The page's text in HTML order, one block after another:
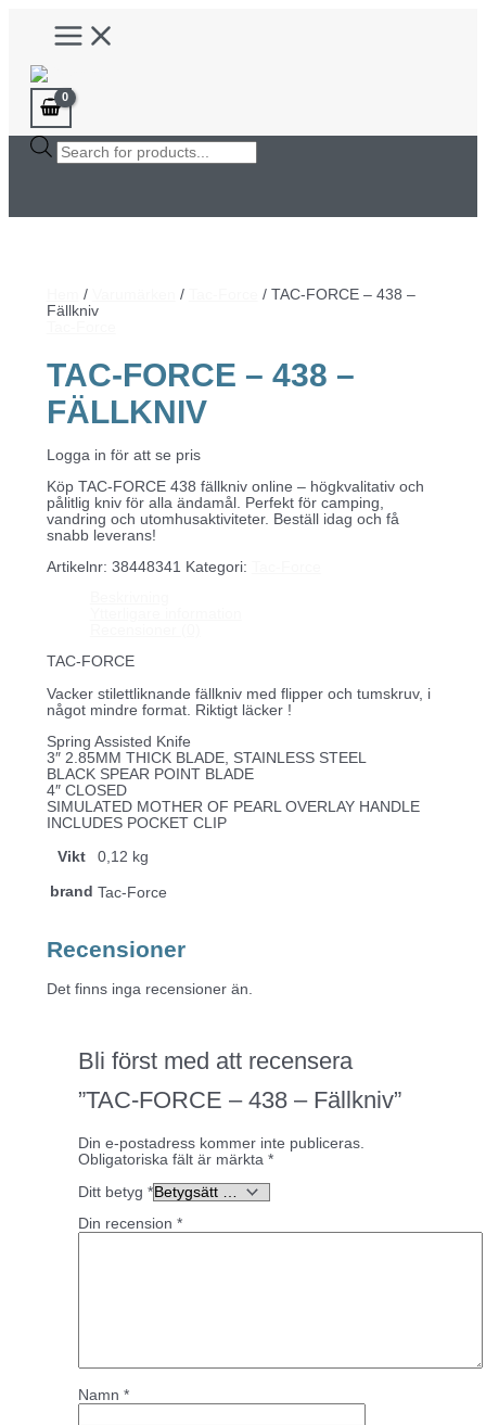
innehåll
Main
Menu
Products
search
/ /
/ TAC-FORCE – 438 –
Fällkniv
TAC-FORCE – 438 –
FÄLLKNIV
Logga in för att se pris
Köp TAC-FORCE 438 fällkniv online – högkvalitativ och
pålitlig kniv för alla ändamål. Perfekt för camping,
vandring och utomhusaktiviteter. Beställ idag och få
snabb leverans!
Artikelnr: 38448341 Kategori:
TAC-FORCE
Vacker stilettliknande fällkniv med flipper och tumskruv, i
något mindre format. Riktigt läcker !
Spring Assisted Knife
3″ 2.85MM THICK BLADE, STAINLESS STEEL
BLACK SPEAR POINT BLADE
4″ CLOSED
SIMULATED MOTHER OF PEARL OVERLAY HANDLE
INCLUDES POCKET CLIP
Vikt 0,12 kg
brand Tac-Force
Recensioner
Det finns inga recensioner än.
Bli först med att recensera
”TAC-FORCE – 438 – Fällkniv”
Din e-postadress kommer inte publiceras.
Obligatoriska fält är märkta *
Ditt betyg *
Din recension *
Namn *